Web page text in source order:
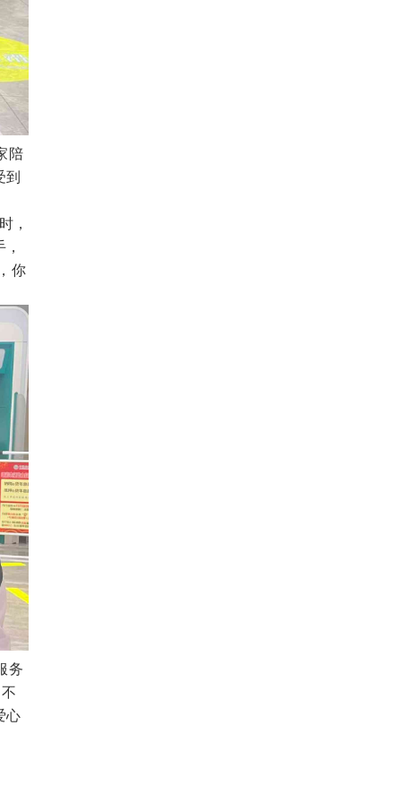
陪
到
，
你
务
心